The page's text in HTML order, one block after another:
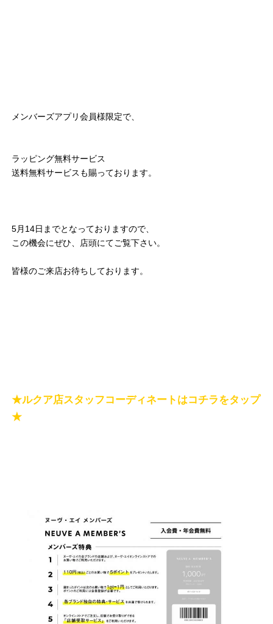
メンバーズアプリ会員様限定で、
ラッピング無料サービス
送料無料サービスも賜っております。
5月14日までとなっておりますので、
この機会にぜひ、店頭にてご覧下さい。
皆様のご来店お待ちしております。
★ルクア店スタッフコーディネートはコチラをタップ
★